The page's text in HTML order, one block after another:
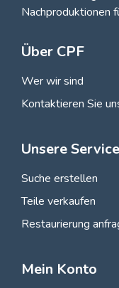
Nachproduktionen
Über CPF
Wer wir sind
Kontaktieren Sie
Unsere
Suche erstellen
Teile verkaufen
Restaurierung
Mein Konto